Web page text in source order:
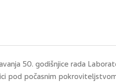
50. godišnjice rada
pod počasnim